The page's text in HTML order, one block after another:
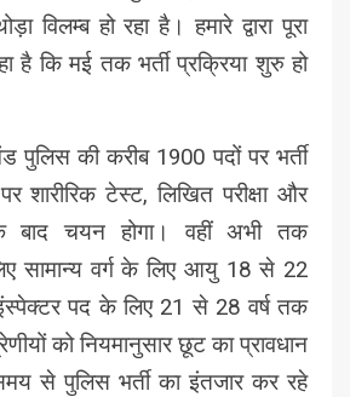
विलम्ब हो रहा है। हमारे द्वारा पूरा
है कि मई तक भर्ती प्रक्रिया शुरु हो
पुलिस की करीब 1900 पदों पर भर्ती
शारीरिक टेस्ट, लिखित परीक्षा और
बाद चयन होगा। वहीं अभी तक
सामान्य वर्ग के लिए आयु 18 से 22
पद के लिए 21 से 28 वर्ष तक
को नियमानुसार छूट का प्रावधान
से पुलिस भर्ती का इंतजार कर रहे